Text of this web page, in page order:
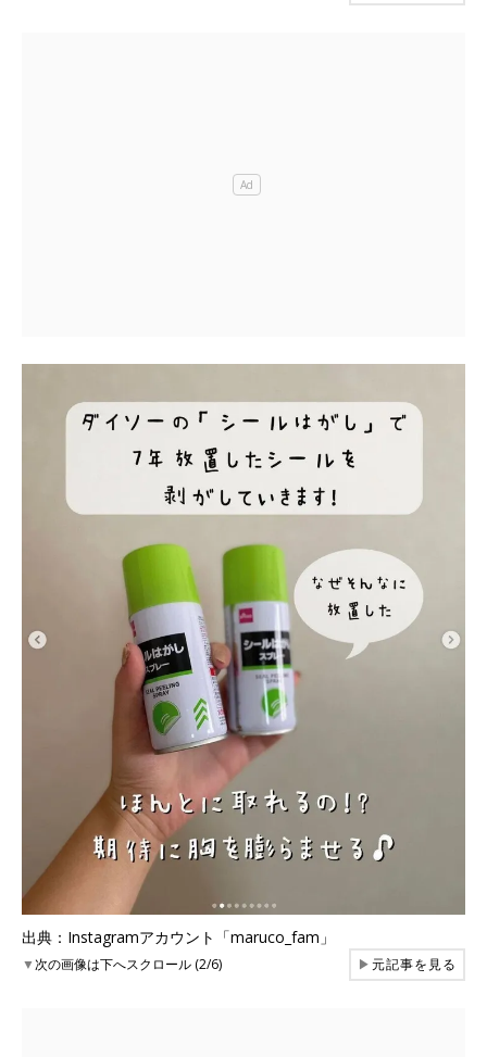
出典：Instagramアカウント「maruco_fam」
▼次の画像は下へスクロール (2/6) ▶元記事を見る